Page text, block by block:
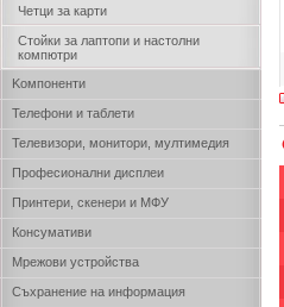
Четци за карти
Стойки за лаптопи и настолни
компютри
Kомпоненти
Телефони и таблети
Телевизори, монитори, мултимедия
Професионални дисплеи
Принтери, скенери и МФУ
Консумативи
Мрежови устройства
Съхранение на информация